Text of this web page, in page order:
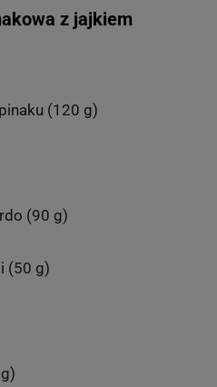
z jajkiem
(120 g)
(90 g)
(50 g)